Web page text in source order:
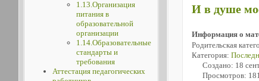
1.13.Организация
питания в
образовательной
организации
1.14.Образовательные
стандарты и
требования
Аттестация педагогических
И в душе
Информация о
Родительская
Категория:
Создано: 18
Просмотров: